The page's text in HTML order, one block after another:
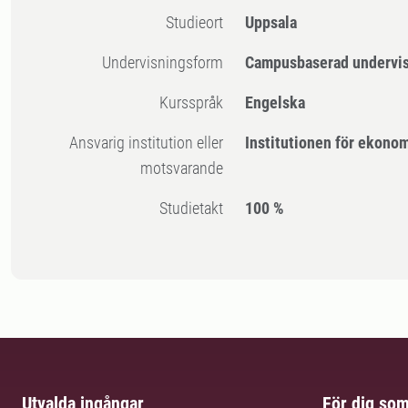
Studieort Uppsala
Undervisningsform Campusbaserad
Kursspråk Engelska
Ansvarig institution eller
motsvarande
Institutionen för
Studietakt 100 %